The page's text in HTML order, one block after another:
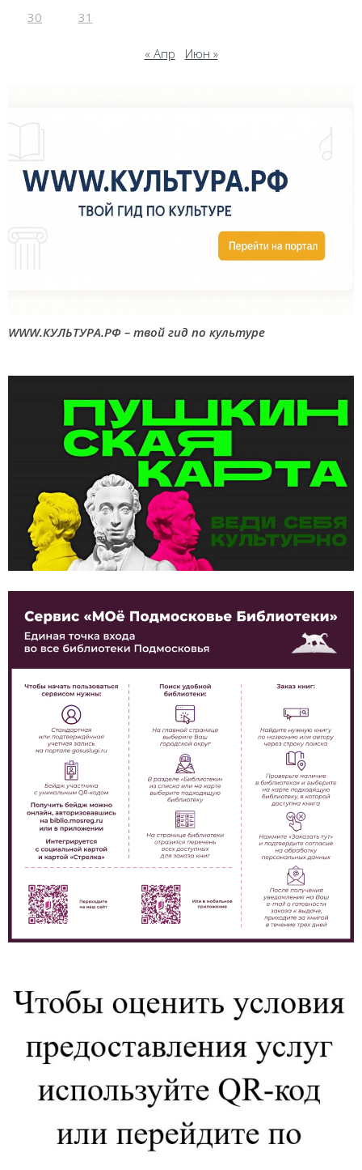
30
31
« Апр Июн »
WWW.КУЛЬТУРА.РФ – твой гид по культуре